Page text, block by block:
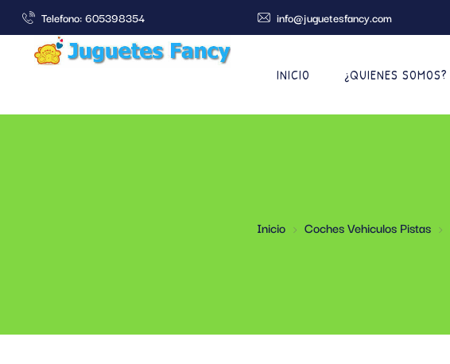
Telefono: 605398354 info@juguetesfancy.com
INICIO ¿QUIENES SOMOS?
Inicio Coches Vehiculos Pistas